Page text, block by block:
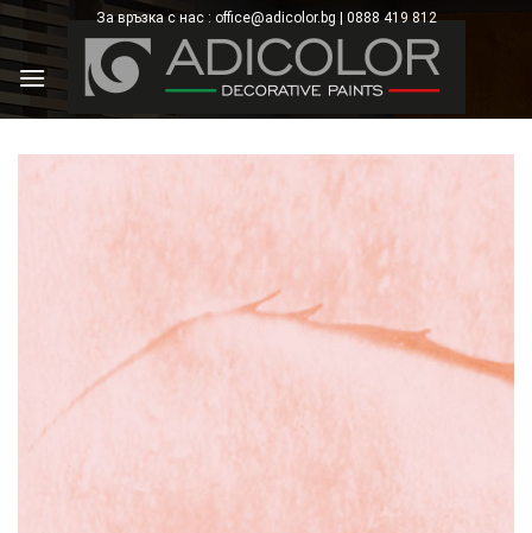
Skip
to
content
За връзка с нас : office@adicolor.bg | 0888 419 812
×